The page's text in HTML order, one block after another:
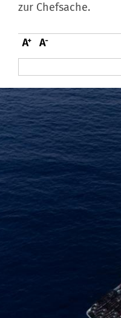
zur Chefsache.